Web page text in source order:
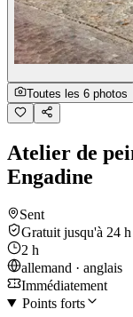
Toutes les 6 photos
Atelier de
Engadine
Sent
Gratuit jusqu'à 24
2 h
allemand · anglais
Immédiatement
Points forts